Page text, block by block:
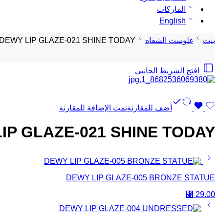
الماركات
English
بيت غلوست الشفاه DEWY LIP GLAZE-021 SHINE TODAY!
افتح الشريط الجانبي
أضف للمقارنةتمت الإضافة للمقارنة
GLAZE-021 SHINE TODAY!
DEWY LIP GLAZE-005 BRONZE STATUE
⃁ 29.00